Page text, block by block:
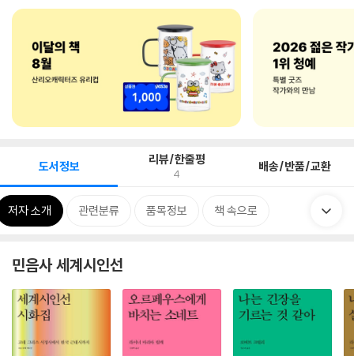
도서정보 리뷰/한줄평
4 배송/반품/교환
저자 소개 관련분류 품목정보 책 속으로
민음사 세계시인선